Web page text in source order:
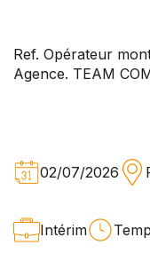
Ref. Opérateur
Agence. TEAM
02/07/2026
Intérim